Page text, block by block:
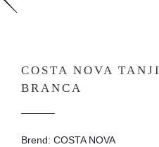
COSTA NOVA
BRANCA
Brend: COSTA NOVA